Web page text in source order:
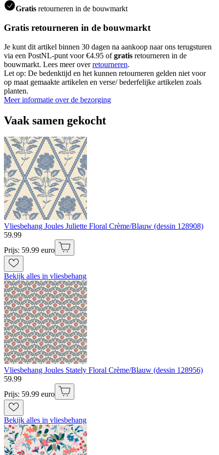
Gratis retourneren in de bouwmarkt
Gratis retourneren in de bouwmarkt
Je kunt dit artikel binnen 30 dagen na aankoop naar ons terugsturen
via een PostNL-punt voor €4.95 ofgratis retourneren in de
bouwmarkt. Lees meer overretourneren.
Let op: De bedenktijd en het kunnen retourneren gelden niet voor
op maat gemaakte artikelen en verse/ bederfelijke artikelen zoals
planten.
Meer informatie over de bezorging
Vaak samen gekocht
Vliesbehang Joules Juliette Floral Crème/Blauw (dessin 128908)
59.99
Prijs: 59.99 euro
Bekijk alles in vliesbehang
Vliesbehang Joules Stately Floral Crème/Blauw (dessin 128956)
59.99
Prijs: 59.99 euro
Bekijk alles in vliesbehang